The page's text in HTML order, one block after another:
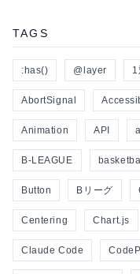
TAGS
:has() @layer 1
AbortSignal
Animation API
B-LEAGUE
Button Bリーグ
Centering Chart.js
Claude Code